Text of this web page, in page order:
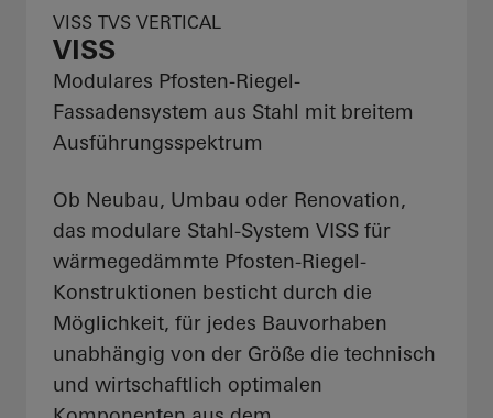
VISS TVS VERTICAL
VISS
Modulares Pfosten-Riegel-
Fassadensystem aus Stahl mit breitem
Ausführungsspektrum
Ob Neubau, Umbau oder Renovation,
das modulare Stahl-System VISS für
wärmegedämmte Pfosten-Riegel-
Konstruktionen besticht durch die
Möglichkeit, für jedes Bauvorhaben
unabhängig von der Größe die technisch
und wirtschaftlich optimalen